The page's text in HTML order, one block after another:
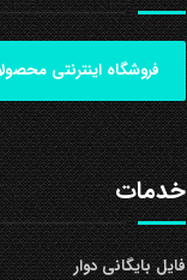
فروشگاه اینترنتی
خدمات
فایل بایگانی دوار